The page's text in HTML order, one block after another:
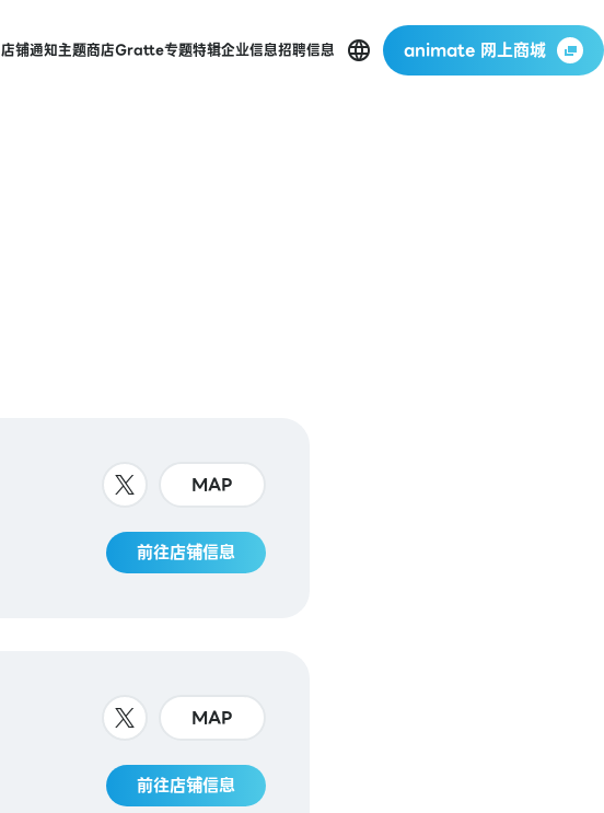
店铺通知主题商店Gratte专题特辑企业信息招聘信息 animate 网上商城
MAP
前往店铺信息
MAP
前往店铺信息